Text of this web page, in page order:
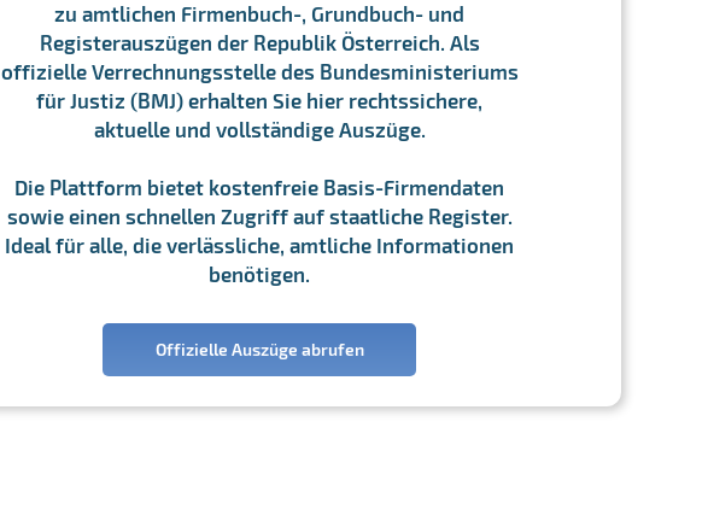
zu amtlichen Firmenbuch-, Grundbuch- und
Registerauszügen der Republik Österreich. Als
offizielle Verrechnungsstelle des Bundesministeriums
für Justiz (BMJ) erhalten Sie hier rechtssichere,
aktuelle und vollständige Auszüge.
Die Plattform bietet kostenfreie Basis-Firmendaten
sowie einen schnellen Zugriff auf staatliche Register.
Ideal für alle, die verlässliche, amtliche Informationen
benötigen.
Offizielle Auszüge abrufen